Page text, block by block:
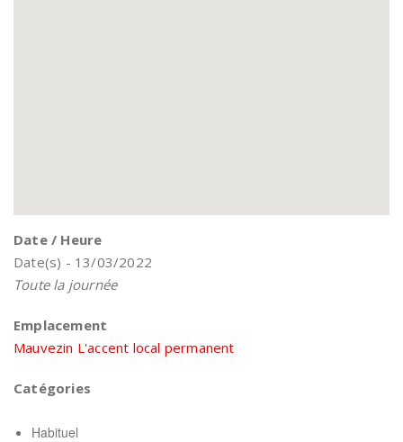
Date / Heure
Date(s) - 13/03/2022
Toute la journée
Emplacement
Mauvezin L'accent local permanent
Catégories
Habituel